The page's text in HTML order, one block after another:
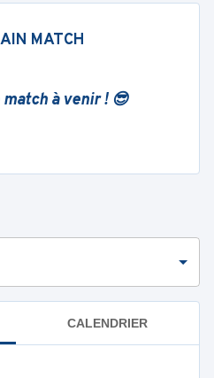
MATCH
match à venir ! 😎
CALENDRIER